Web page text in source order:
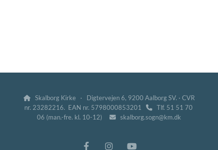

Skalborg Kirke · Digtervejen 6, 9200 Aalborg SV. · CVR
nr. 23282216. EAN nr. 5798000853201
Tlf. 51 51 70
06 (man.-fre. kl. 10-12)
 skalborg.sogn@km.dk